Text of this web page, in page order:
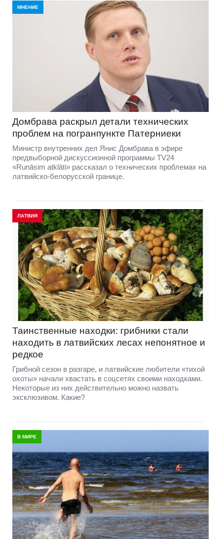
МНЕНИЕ
Домбравa раскрыл детали технических
проблем на погранпункте Патерниеки
Министр внутренних дел Янис Домбрава в эфире
предвыборной дискуссионной программы TV24
«Runāsim atklāti» рассказал о технических проблемах на
латвийско-белорусской границе.
ЛАТВИЯ
Таинственные находки: грибники стали
находить в латвийских лесах непонятное и
редкое
Грибной сезон в разгаре, и латвийские любители «тихой
охоты» начали хвастать в соцсетях своими находками.
Некоторые из них действительно можно назвать
эксклюзивом. Какие?
В МИРЕ